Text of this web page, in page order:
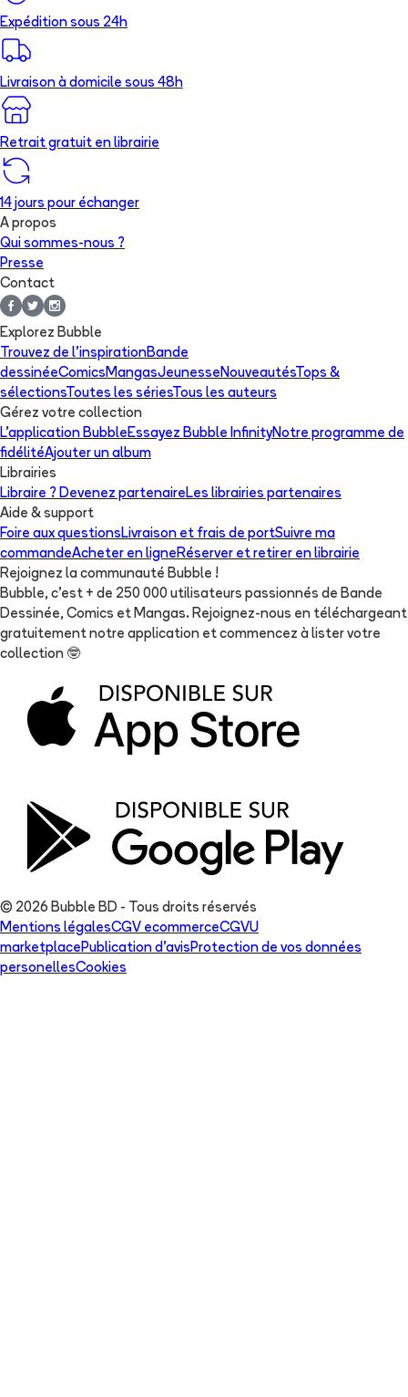
Expédition sous 24h
Livraison à domicile sous 48h
Retrait gratuit en librairie
14 jours pour échanger
A propos
Qui sommes-nous ?
Presse
Contact
Explorez Bubble
Trouvez de l'inspirationBande
dessinéeComicsMangasJeunesseNouveautésTops &
sélectionsToutes les sériesTous les auteurs
Gérez votre collection
L'application BubbleEssayez Bubble InfinityNotre programme de
fidélitéAjouter un album
Librairies
Libraire ? Devenez partenaireLes librairies partenaires
Aide & support
Foire aux questionsLivraison et frais de portSuivre ma
commandeAcheter en ligneRéserver et retirer en librairie
Rejoignez la communauté Bubble !
Bubble, c'est + de 250 000 utilisateurs passionnés de Bande
Dessinée, Comics et Mangas. Rejoignez-nous en téléchargeant
gratuitement notre application et commencez à lister votre
collection 🤓
© 2026 Bubble BD - Tous droits réservés
Mentions légalesCGV ecommerceCGVU
marketplacePublication d'avisProtection de vos données
personellesCookies